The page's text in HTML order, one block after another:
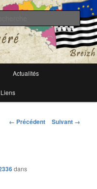
Actualités
Liens
Navigation
← Précédent Suivant →
dans